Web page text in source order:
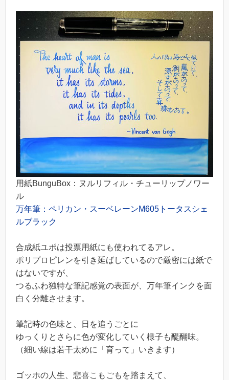
用紙BunguBox：ヌルリフィル・チューリップノワー
ル
万年筆：ペリカン・スーベレーンM605トータスシェ
ルブラック
合成紙ユポは投票用紙にも使われてるアレ。
ポリプロピレンを引き延ばしているので厳密には紙で
はないですが、
つるふわ独特な筆記感覚の表面が、万年筆インクを面
白く分離させます。
筆記時の色味と、日を追うごとに
ゆっくりとさらに色が変化していく様子も醍醐味。
（細い線は若干太めに「育って」いきます）
ゴッホの人生、悲喜こもごもを踏まえて、